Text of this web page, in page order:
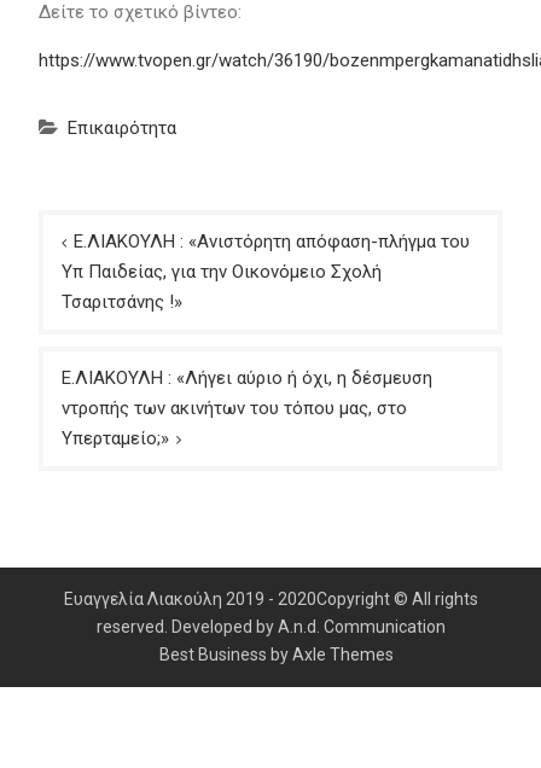
Δείτε το σχετικό βίντεο:
https://www.tvopen.gr/watch/36190/
Επικαιρότητα
Πλοήγηση
άρθρων
Ε.ΛΙΑΚΟΥΛΗ : «Ανιστόρητη απόφαση-πλήγμα του
Υπ Παιδείας, για την Οικονόμειο Σχολή
Τσαριτσάνης !»
Ε.ΛΙΑΚΟΥΛΗ : «Λήγει αύριο ή όχι, η δέσμευση
ντροπής των ακινήτων του τόπου μας, στο
Υπερταμείο;»
Ευαγγελία Λιακούλη 2019 - 2020Copyright © All rights
reserved. Developed by A.n.d. Communication
Best Business byAxle Themes